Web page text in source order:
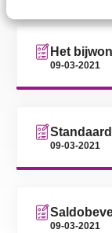
Het
09-03-2021
09-03-2021
09-03-2021